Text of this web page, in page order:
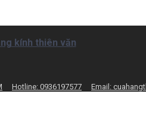
kính thiên văn
Hotline: 0936197577 Email: